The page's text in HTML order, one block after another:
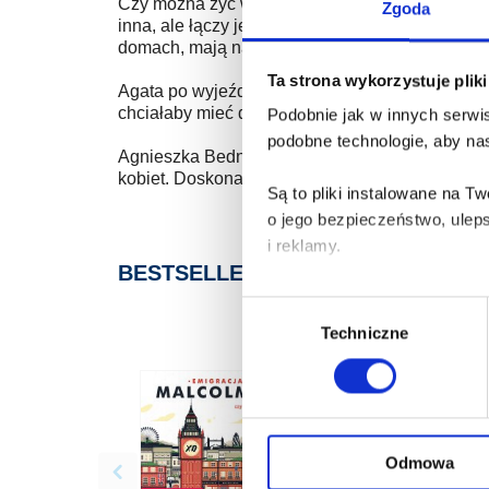
Zgoda
Ta strona wykorzystuje
Podobnie jak w innych
podobne technologie, aby
Są to pliki instalowane na
o jego bezpieczeństwo,
i reklamy.
Poza plikami, które są nam
Twojej zgody.
Każda udzielona zgoda
Techniczne
Odmowa
Czy można żyć w szczęśliwym związku na
inna, ale łączy je jedno. Ich partnerzy opuścili
domach, mają na głowie dzieci, pracę i inne
Agata po wyjeździe męża wdaje się w
chciałaby mieć dziecko i pragnie wsparcia od
Agnieszka Bednarska, autorka powieści
kobiet. Doskonale wiedziała, z jakimi
BESTSELLERY